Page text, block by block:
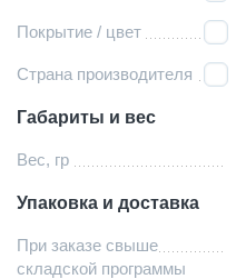
Покрытие / цвет
Страна производителя
Габариты и вес
Вес, гр
Упаковка и доставка
При заказе свыше
складской программы